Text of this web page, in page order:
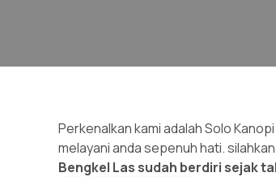
Perkenalkan kami adalah Solo
melayani anda sepenuh hati.
Bengkel Las sudah berdiri sejak